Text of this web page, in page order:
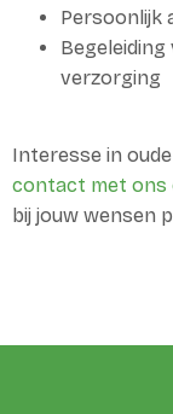
Persoonlijk
verzorging
Interesse in
contact met ons
bij jouw wensen